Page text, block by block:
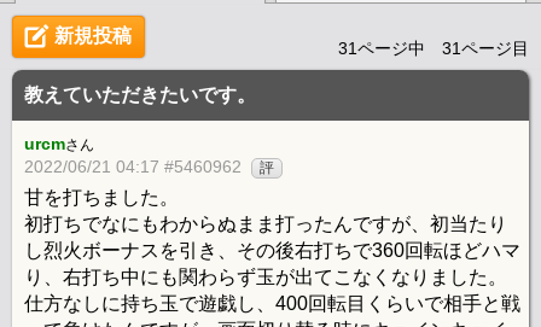
新規投稿
31ページ中 31ページ目
教えていただきたいです。
urcmさん
2022/06/21 04:17 #5460962 評
甘を打ちました。
初打ちでなにもわからぬまま打ったんですが、初当たり
し烈火ボーナスを引き、その後右打ちで360回転ほどハマ
り、右打ち中にも関わらず玉が出てこなくなりました。
仕方なしに持ち玉で遊戯し、400回転目くらいで相手と戦